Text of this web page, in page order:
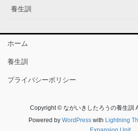
養生訓
ホーム
養生訓
プライバシーポリシー
Copyright © ながいきしたろうの養生訓
Powered by WordPresswith Lightning